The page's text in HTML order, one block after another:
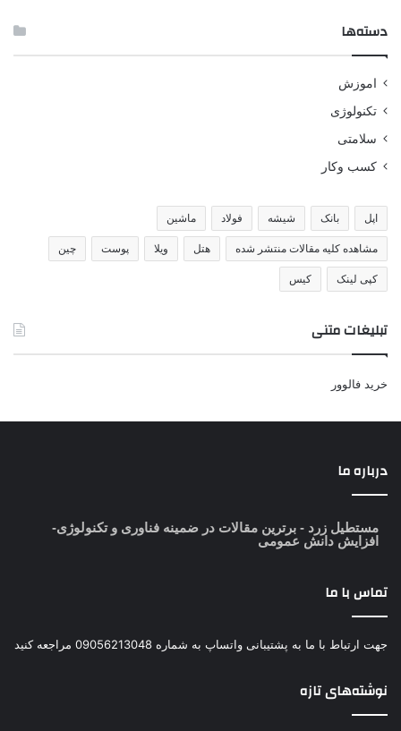
دسته‌ها
اموزش
تکنولوژی
سلامتی
کسب وکار
اپل بانک شیشه فولاد ماشین
مشاهده کلیه مقالات منتشر شده هتل ویلا پوست چین
کپی لینک کیس
تبلیغات متنی
خرید فالوور
درباره ما
مستطیل زرد - برترین مقالات در ضمینه فناوری و تکنولوژی-
افزایش دانش عمومی
تماس با ما
جهت ارتباط با ما به پشتیبانی واتساپ به شماره 09056213048 مراجعه کنید
نوشته‌های تازه